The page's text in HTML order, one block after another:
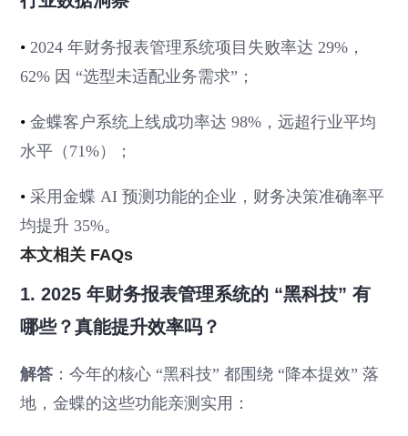
•2024 年财务报表管理系统项目失败率达 29%，
62% 因 “选型未适配业务需求”；
•金蝶客户系统上线成功率达 98%，远超行业平均
水平（71%）；
•采用金蝶 AI 预测功能的企业，财务决策准确率平
均提升 35%。
本文相关 FAQs
1. 2025 年财务报表管理系统的 “黑科技” 有
哪些？真能提升效率吗？
解答 ：今年的核心 “黑科技” 都围绕 “降本提效” 落
地，金蝶的这些功能亲测实用：